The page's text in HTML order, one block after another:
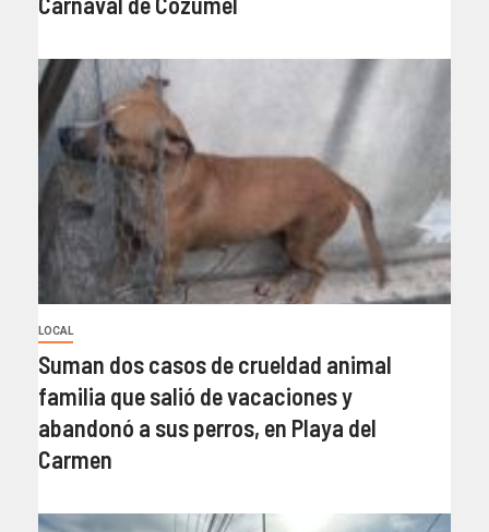
LOCAL
Suman dos casos de crueldad animal
familia que salió de vacaciones y
abandonó a sus perros, en Playa del
Carmen